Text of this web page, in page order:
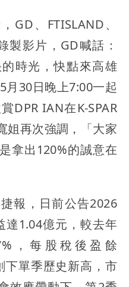
GD、FTISLAND、
製影片，GD喊話：
的時光，快點來高雄
月30日晚上7:00一起
DPR IAN在K-SPAR
姐再次強調，「大家
拿出120%的誠意在
報，日前公告2026
達1.04億元，較去年
，每股稅後盈餘
下單季歷史新高，市